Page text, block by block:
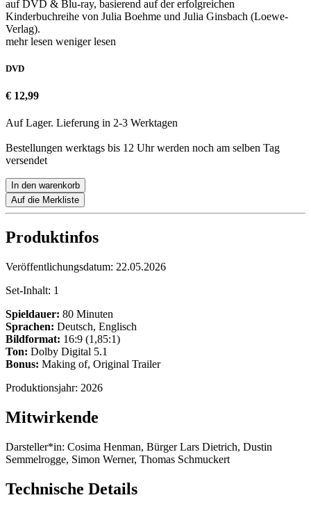
auf DVD & Blu-ray, basierend auf der erfolgreichen
Kinderbuchreihe von Julia Boehme und Julia Ginsbach (Loewe-
Verlag).
mehr lesen weniger lesen
DVD
€ 12,99
Auf Lager. Lieferung in 2-3 Werktagen
Bestellungen werktags bis 12 Uhr werden noch am selben Tag
versendet
In den warenkorb
Auf die Merkliste
Produktinfos
Veröffentlichungsdatum: 22.05.2026
Set-Inhalt: 1
Spieldauer: 80 Minuten
Sprachen: Deutsch, Englisch
Bildformat: 16:9 (1,85:1)
Ton: Dolby Digital 5.1
Bonus: Making of, Original Trailer
Produktionsjahr: 2026
Mitwirkende
Darsteller*in: Cosima Henman, Bürger Lars Dietrich, Dustin
Semmelrogge, Simon Werner, Thomas Schmuckert
Technische Details